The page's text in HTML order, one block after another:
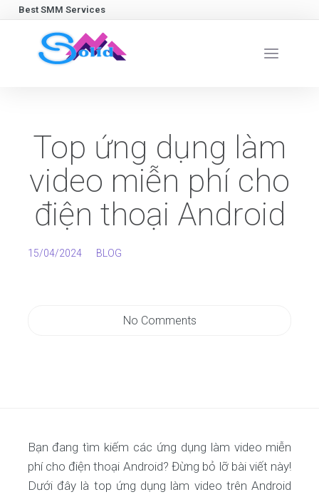
Best SMM Services
Top ứng dụng làm
video miễn phí cho
điện thoại Android
15/04/2024 BLOG
No Comments
Bạn đang tìm kiếm các ứng dụng làm video miễn
phí cho điện thoại Android? Đừng bỏ lỡ bài viết này!
Dưới đây là top ứng dụng làm video trên Android